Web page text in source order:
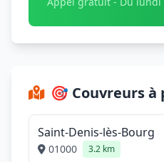
🎯 Couvreurs
Saint-Denis-lès-Bourg
01000 3.2 km